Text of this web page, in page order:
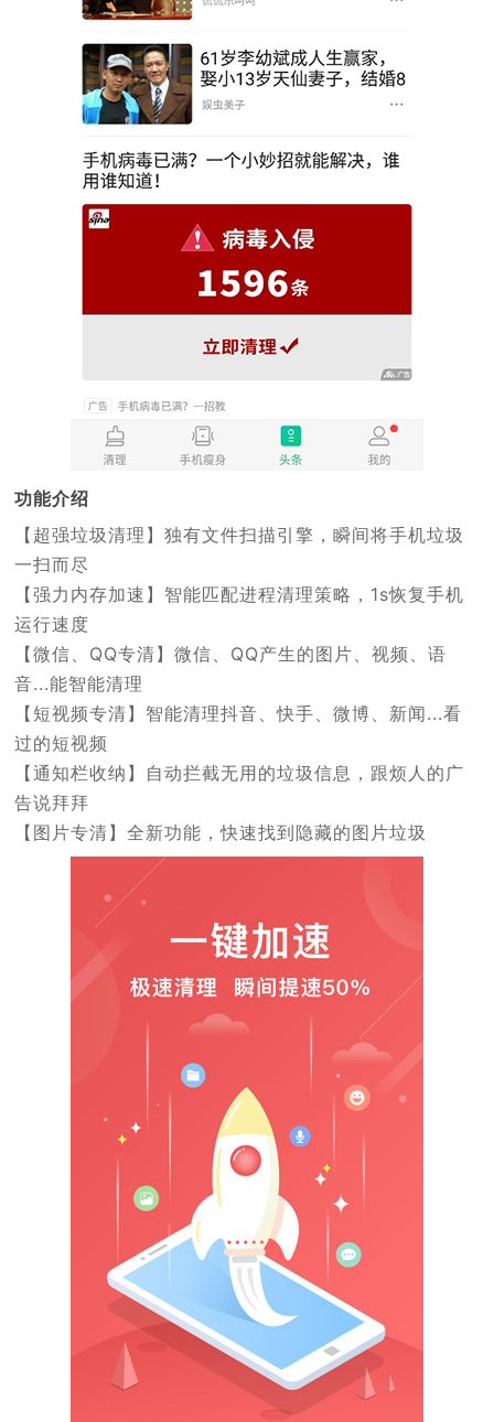
功能介绍
【超强垃圾清理】独有文件扫描引擎，瞬间将手机垃圾
一扫而尽
【强力内存加速】智能匹配进程清理策略，1s恢复手机
运行速度
【微信、QQ专清】微信、QQ产生的图片、视频、语
音...能智能清理
【短视频专清】智能清理抖音、快手、微博、新闻...看
过的短视频
【通知栏收纳】自动拦截无用的垃圾信息，跟烦人的广
告说拜拜
【图片专清】全新功能，快速找到隐藏的图片垃圾